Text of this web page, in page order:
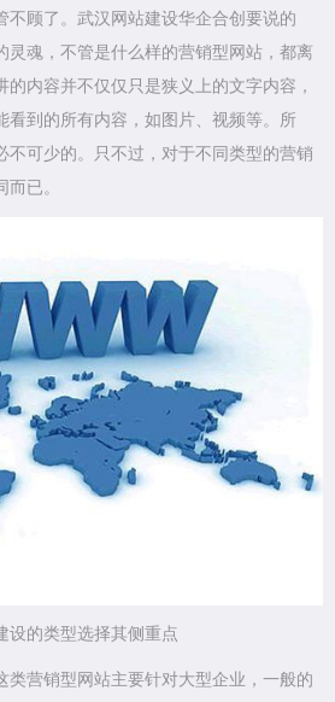
不顾了。武汉网站建设华企合创要说的
灵魂，不管是什么样的营销型网站，都离
内容并不仅仅只是狭义上的文字内容，
看到的所有内容，如图片、视频等。所
不可少的。只不过，对于不同类型的营销
已。
设的类型选择其侧重点
类营销型网站主要针对大型企业，一般的